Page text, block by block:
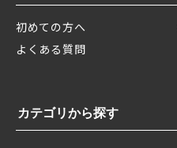
初めての方へ
よくある質問
カテゴリから探す